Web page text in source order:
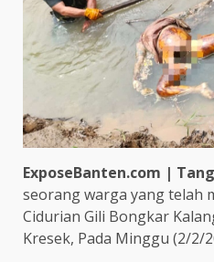
ExposeBanten.com |
seorang warga yang telah
Cidurian Gili Bongkar
Kresek, Pada Minggu (2/2/